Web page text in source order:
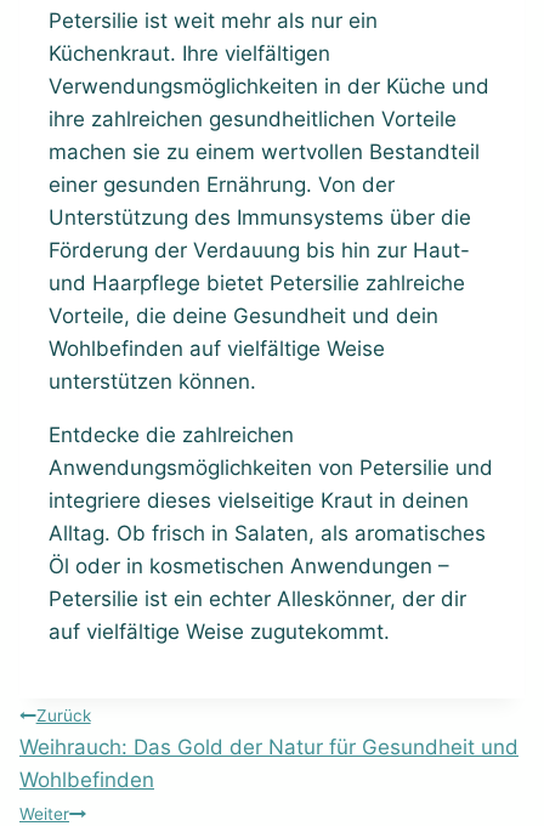
Petersilie ist weit mehr als nur ein
Küchenkraut. Ihre vielfältigen
Verwendungsmöglichkeiten in der Küche und
ihre zahlreichen gesundheitlichen Vorteile
machen sie zu einem wertvollen Bestandteil
einer gesunden Ernährung. Von der
Unterstützung des Immunsystems über die
Förderung der Verdauung bis hin zur Haut-
und Haarpflege bietet Petersilie zahlreiche
Vorteile, die deine Gesundheit und dein
Wohlbefinden auf vielfältige Weise
unterstützen können.
Entdecke die zahlreichen
Anwendungsmöglichkeiten von Petersilie und
integriere dieses vielseitige Kraut in deinen
Alltag. Ob frisch in Salaten, als aromatisches
Öl oder in kosmetischen Anwendungen –
Petersilie ist ein echter Alleskönner, der dir
auf vielfältige Weise zugutekommt.
Beitragsnavigation
Zurück
Weihrauch: Das Gold der Natur für Gesundheit und
Wohlbefinden
Weiter